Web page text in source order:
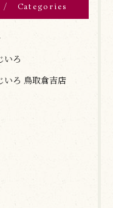
Categories
いろ
いろ 鳥取倉吉店